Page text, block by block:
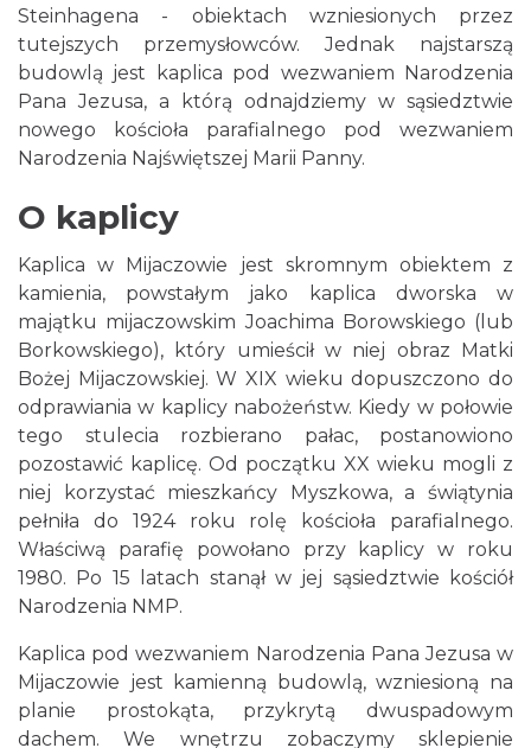
Steinhagena - obiektach wzniesionych przez
tutejszych przemysłowców. Jednak najstarszą
budowlą jest kaplica pod wezwaniem Narodzenia
Pana Jezusa, a którą odnajdziemy w sąsiedztwie
nowego kościoła parafialnego pod wezwaniem
Narodzenia Najświętszej Marii Panny.
O kaplicy
Kaplica w Mijaczowie jest skromnym obiektem z
kamienia, powstałym jako kaplica dworska w
majątku mijaczowskim Joachima Borowskiego (lub
Borkowskiego), który umieścił w niej obraz Matki
Bożej Mijaczowskiej. W XIX wieku dopuszczono do
odprawiania w kaplicy nabożeństw. Kiedy w połowie
tego stulecia rozbierano pałac, postanowiono
pozostawić kaplicę. Od początku XX wieku mogli z
niej korzystać mieszkańcy Myszkowa, a świątynia
pełniła do 1924 roku rolę kościoła parafialnego.
Właściwą parafię powołano przy kaplicy w roku
1980. Po 15 latach stanął w jej sąsiedztwie kościół
Narodzenia NMP.
Kaplica pod wezwaniem Narodzenia Pana Jezusa w
Mijaczowie jest kamienną budowlą, wzniesioną na
planie prostokąta, przykrytą dwuspadowym
dachem. We wnętrzu zobaczymy sklepienie